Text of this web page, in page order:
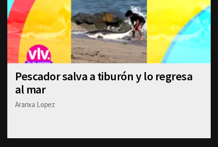
Pescador salva a tiburón y lo regresa
al mar
Aranxa Lopez